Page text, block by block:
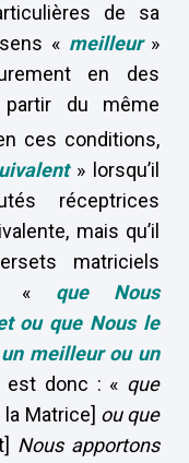
de sa
« meilleur »
en des
du même
ces conditions,
» lorsqu’il
réceptrices
mais qu’il
matriciels
« que Nous
ou que Nous le
meilleur ou un
est donc : « que
Matrice] ou que
Nous apportons